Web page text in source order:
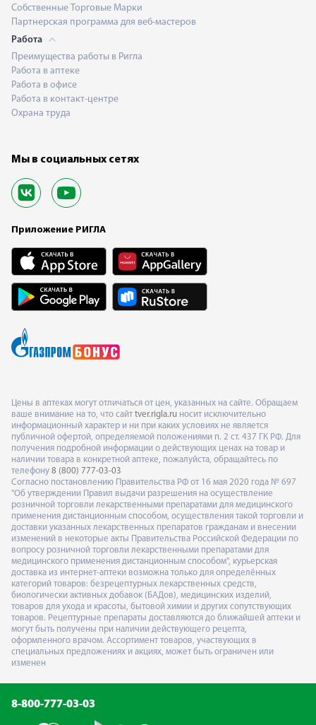
Собственные Торговые Марки
Партнерская программа для веб-мастеров
Работа
Преимущества работы в Ригла
Работа в аптеке
Работа в офисе
Работа в контакт-центре
Охрана труда
Мы в социальных сетях
Приложение РИГЛА
Цены в аптеках могут отличаться от цен, указанных на сайте. Обращаем
ваше внимание на то, что сайт tver.rigla.ru носит исключительно
информационный характер и ни при каких условиях не является
публичной офертой, определяемой положениями п. 2 ст. 437 ГК РФ. Для
получения подробной информации о действующих ценах на товар и
наличии товара в конкретной аптеке, пожалуйста, обращайтесь по
телефону 8 (800) 777-03-03
Согласно постановлению Правительства РФ от 16 мая 2020 года № 697
"Об утверждении Правил выдачи разрешения на осуществление
розничной торговли лекарственными препаратами для медицинского
применения дистанционным способом, осуществления такой торговли и
доставки указанных лекарственных препаратов гражданам и внесении
изменений в некоторые акты Правительства Российской Федерации по
вопросу розничной торговли лекарственными препаратами для
медицинского применения дистанционным способом", курьерская
доставка из интернет-аптеки возможна только для определённых
категорий товаров: безрецептурных лекарственных средств,
биологически активных добавок (БАДов), медицинских изделий,
товаров для ухода и красоты, бытовой химии и других сопутствующих
товаров. Рецептурные препараты доставляются до ближайшей аптеки и
могут быть получены при наличии действующего рецепта,
оформленного врачом. Ассортимент товаров, участвующих в
специальных предложениях и акциях, может быть ограничен или
изменен
8-800-777-03-03